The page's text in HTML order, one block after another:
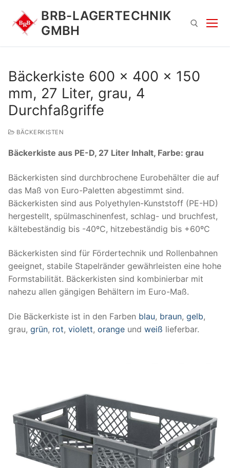
Inhalt
springen
BRB-LAGERTECHNIK
GMBH
nach:
Bäckerkiste 600 x 400 x 150
mm, 27 Liter, grau, 4
Durchfaßgriffe
BÄCKERKISTEN
Bäckerkiste aus PE-D, 27 Liter Inhalt, Farbe: grau
Bäckerkisten sind durchbrochene Eurobehälter die auf
das Maß von Euro-Paletten abgestimmt sind.
Bäckerkisten sind aus Polyethylen-Kunststoff (PE-HD)
hergestellt, spülmaschinenfest, schlag- und bruchfest,
kältebeständig bis -40ºC, hitzebeständig bis +60ºC
Bäckerkisten sind für Fördertechnik und Rollenbahnen
geeignet, stabile Stapelränder gewährleisten eine hohe
Formstabilität. Bäckerkisten sind kombinierbar mit
nahezu allen gängigen Behältern im Euro-Maß.
Die Bäckerkiste ist in den Farben blau, braun, gelb,
grau, grün, rot, violett, orange und weiß lieferbar.